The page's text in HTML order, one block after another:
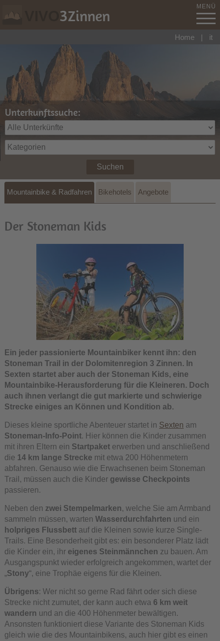
3Zinnen MENÜ
Unterkunftssuche:
Suchen
Home | it
Mountainbike & Radfahren Bikehotels Angebote
Der Stoneman Kids
Ein jeder passionierte Mountainbiker kennt ihn: den
Stoneman Trail in der Dolomitenregion 3 Zinnen. In
Sexten startet aber auch der Stoneman Kids, eine
Mountainbike-Herausforderung für die Kleineren. Doch
auch ihnen verlangt die gut markierte und schwierige
Strecke einiges an Können und Kondition ab.
Dieses kleine sportliche Abenteuer startet in Sexten am
Stoneman-Info-Point. Hier können die Kinder zusammen
mit ihren Eltern ein Startpaketerwerben und anschließend
die 14 km lange Strecke mit etwa 200 Höhenmetern
abfahren. Genauso wie die Erwachsenen beim Stoneman
Trail, müssen auch die Kinder gewisse Checkpoints
passieren.
Neben den zwei Stempelmarken, welche Sie am Armband
sammeln müssen, warten Wasserdurchfahrten und ein
holpriges Flussbettauf die Kleinen sowie kurze Single-
Trails. Eine Besonderheit gibt es: ein besonderer Platz lädt
die Kinder ein, ihr eigenes Steinmännchen zu bauen. Am
Ausgangspunkt wieder erfolgreich angekommen, wartet der
„Stony“, eine Trophäe eigens für die Kleinen.
Übrigens: Wer nicht so gerne Rad fährt oder sich diese
Strecke nicht zumutet, der kann auch etwa 6 km weit
wandern und an die 400 Höhenmeter bewältigen.
Ansonsten funktioniert diese Variante des Stoneman Kids
gleich wie die des Mountainbikens, auch hier gibt es einen